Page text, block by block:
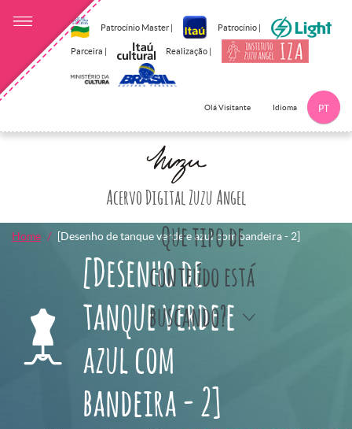
Patrocínio Master | Patrocínio |
Parceira | Realização |
Olá Visitante Idioma PT
Acervo Digital Zuzu Angel
Que tipo de
conteúdo está
buscando?
Home [Desenho de tanque verde e azul com bandeira - 2]
[Desenho de
tanque verde e
azul com
bandeira - 2]